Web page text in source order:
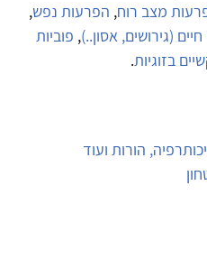
מצב רוח, הפרעות נפש,
(גירושים, אסון..), פוביות
בזוגיות.
הורות ועוד